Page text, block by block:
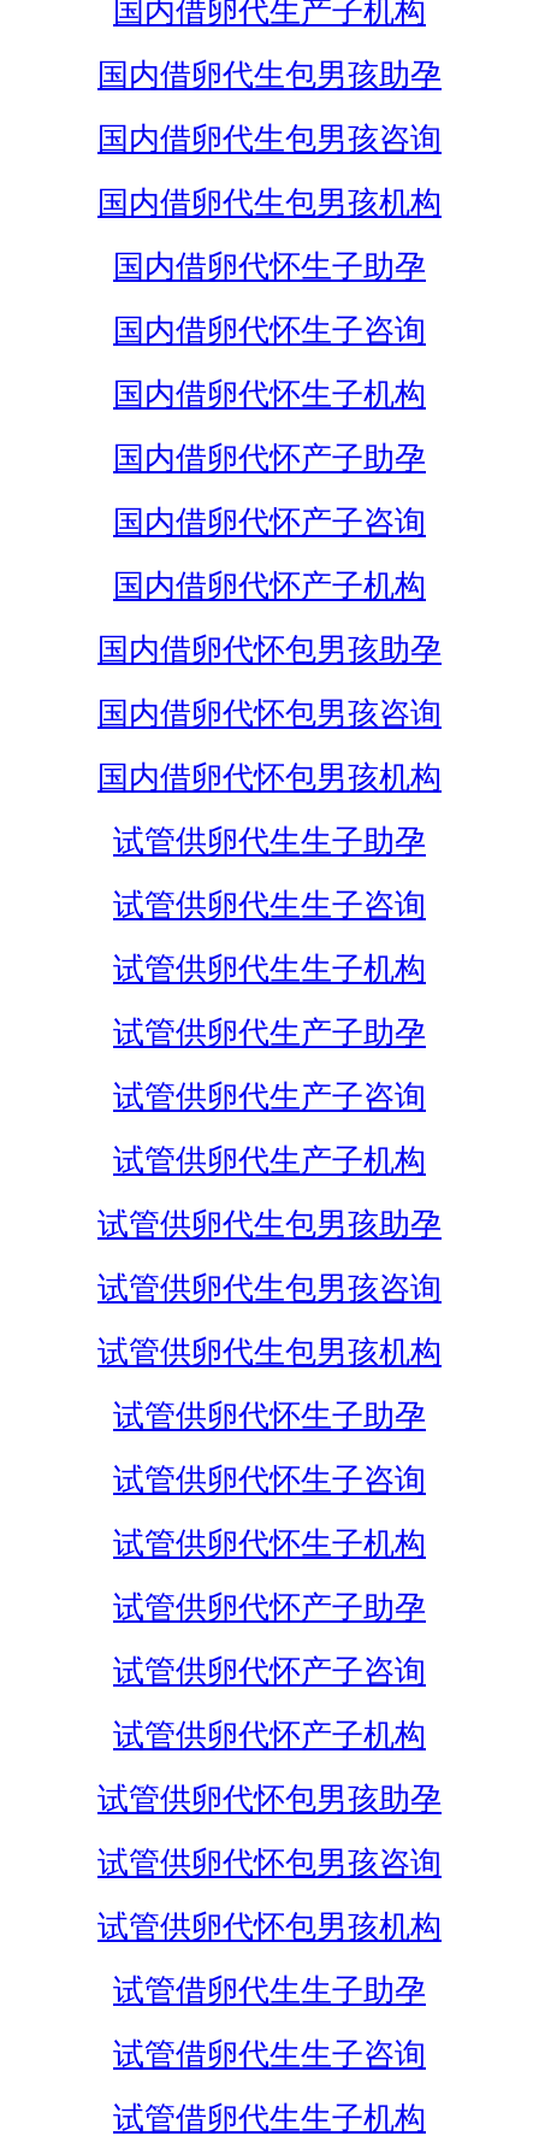
国内借卵代生产子机构
国内借卵代生包男孩助孕
国内借卵代生包男孩咨询
国内借卵代生包男孩机构
国内借卵代怀生子助孕
国内借卵代怀生子咨询
国内借卵代怀生子机构
国内借卵代怀产子助孕
国内借卵代怀产子咨询
国内借卵代怀产子机构
国内借卵代怀包男孩助孕
国内借卵代怀包男孩咨询
国内借卵代怀包男孩机构
试管供卵代生生子助孕
试管供卵代生生子咨询
试管供卵代生生子机构
试管供卵代生产子助孕
试管供卵代生产子咨询
试管供卵代生产子机构
试管供卵代生包男孩助孕
试管供卵代生包男孩咨询
试管供卵代生包男孩机构
试管供卵代怀生子助孕
试管供卵代怀生子咨询
试管供卵代怀生子机构
试管供卵代怀产子助孕
试管供卵代怀产子咨询
试管供卵代怀产子机构
试管供卵代怀包男孩助孕
试管供卵代怀包男孩咨询
试管供卵代怀包男孩机构
试管借卵代生生子助孕
试管借卵代生生子咨询
试管借卵代生生子机构